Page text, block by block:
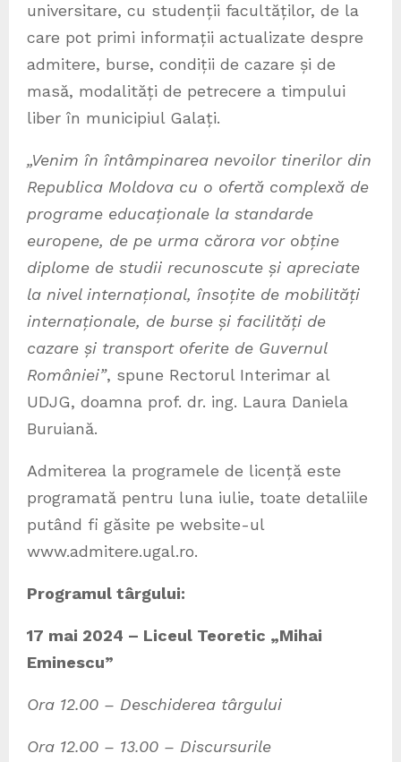
universitare, cu studenții facultăților, de la
care pot primi informații actualizate despre
admitere, burse, condiții de cazare și de
masă, modalități de petrecere a timpului
liber în municipiul Galați.
„Venim în întâmpinarea nevoilor tinerilor din
Republica Moldova cu o ofertă complexă de
programe educaționale la standarde
europene, de pe urma cărora vor obține
diplome de studii recunoscute și apreciate
la nivel internațional, însoțite de mobilități
internaționale, de burse și facilități de
cazare și transport oferite de Guvernul
României”, spune Rectorul Interimar al
UDJG, doamna prof. dr. ing. Laura Daniela
Buruiană.
Admiterea la programele de licență este
programată pentru luna iulie, toate detaliile
putând fi găsite pe website-ul
www.admitere.ugal.ro.
Programul târgului:
17 mai 2024 – Liceul Teoretic „Mihai
Eminescu”
Ora 12.00 – Deschiderea târgului
Ora 12.00 – 13.00 – Discursurile